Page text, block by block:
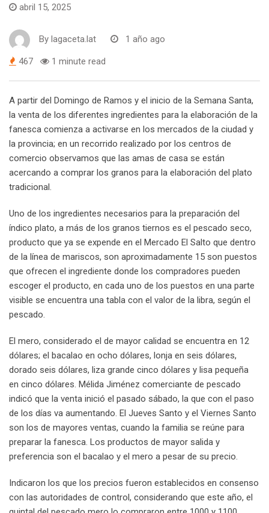
abril 15, 2025
By lagaceta.lat 1 año ago
467 1 minute read
A partir del Domingo de Ramos y el inicio de la Semana Santa,
la venta de los diferentes ingredientes para la elaboración de la
fanesca comienza a activarse en los mercados de la ciudad y
la provincia; en un recorrido realizado por los centros de
comercio observamos que las amas de casa se están
acercando a comprar los granos para la elaboración del plato
tradicional.
Uno de los ingredientes necesarios para la preparación del
índico plato, a más de los granos tiernos es el pescado seco,
producto que ya se expende en el Mercado El Salto que dentro
de la línea de mariscos, son aproximadamente 15 son puestos
que ofrecen el ingrediente donde los compradores pueden
escoger el producto, en cada uno de los puestos en una parte
visible se encuentra una tabla con el valor de la libra, según el
pescado.
El mero, considerado el de mayor calidad se encuentra en 12
dólares; el bacalao en ocho dólares, lonja en seis dólares,
dorado seis dólares, liza grande cinco dólares y lisa pequeña
en cinco dólares. Mélida Jiménez comerciante de pescado
indicó que la venta inició el pasado sábado, la que con el paso
de los días va aumentando. El Jueves Santo y el Viernes Santo
son los de mayores ventas, cuando la familia se reúne para
preparar la fanesca. Los productos de mayor salida y
preferencia son el bacalao y el mero a pesar de su precio.
Indicaron los que los precios fueron establecidos en consenso
con las autoridades de control, considerando que este año, el